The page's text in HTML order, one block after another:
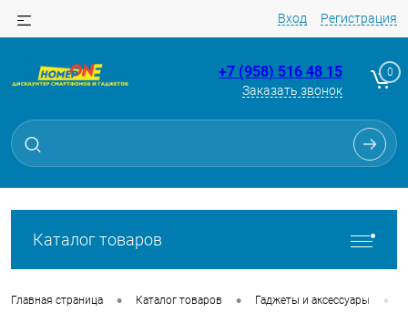
Вход Регистрация
+7 (958) 516 48 15
Заказать звонок
0
Каталог товаров
Главная страница • Каталог товаров • Гаджеты и аксессуары •
Для клиентов всех банков
Разбейте
без переплат